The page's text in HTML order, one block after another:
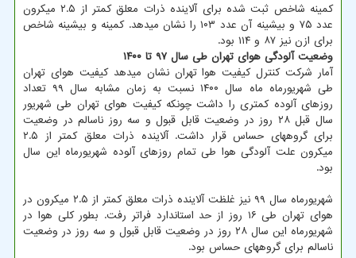
کمینه شاخص ثبت شده برای آلاینده ذرات معلق کمتر از ۲.۵ میکرون
عدد ۷۵ و بیشینه آن عدد ۱۰۳ را نشان میدهد. کمینه و بیشینه شاخص
برای ازن نیز ۸۷ و ۱۱۴ بود.
وضعیت آلودگی هوای تهران طی سال ۹۷ تا ۱۴۰۰
آمار شرکت کنترل کیفیت هوا تهران نشان میدهد کیفیت هوای تهران
طی شهریورماه ماه سال ۱۴۰۰ نسبت به زمان مشابه سال ۹۹ تعداد
روزهای آلوده کمتری را داشت چونکه کیفیت هوای تهران طی شهریور
سال قبل ۲۸ روز در وضعیت قابل قبول و سه روز ناسالم در وضعیت
برای گروههای حساس قرار داشت. آلاینده ذرات معلق کمتر از ۲.۵
میکرون علت آلودگی هوا طی تمام روزهای آلوده شهریورماه این سال
بود.
شهریورماه سال ۹۹ نیز غلظت آلاینده ذرات معلق کمتر از ۲.۵ میکرون در
هوای تهران طی ۱۶ روز از حد استاندارد فراتر رفت. بطور کلی هوا در
شهریورماه این سال ۲۸ روز در وضعیت قابل قبول و سه روز در وضعیت
ناسالم برای گروههای حساس بود.